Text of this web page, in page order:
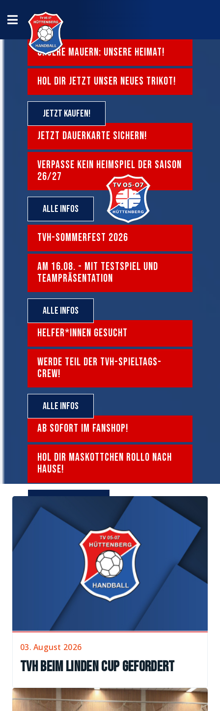
UNSERE MAUERN: UNSERE HEIMAT!
HOL DIR JETZT UNSER NEUES TRIKOT!
Jetzt kaufen!
JETZT DAUERKARTE SICHERN!
VERPASSE KEIN HEIMSPIEL DER SAISON
26/27
Alle Infos
TVH-SOMMERFEST 2026
AM 16.08. - MIT TESTSPIEL UND
TEAMPRÄSENTATION
Alle Infos
HELFER*INNEN GESUCHT
WERDE TEIL DER TVH-SPIELTAGS-
CREW!
Alle Infos
AB SOFORT IM FANSHOP!
HOL DIR MASKOTTCHEN ROLLO NACH
HAUSE!
TVH beim Linden Cup gefordert
03. August 2026